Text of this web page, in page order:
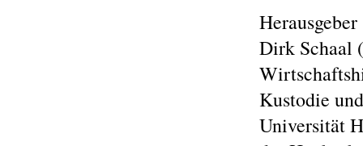
Herausgeber
Dirk Schaal
Kustodie
Universität